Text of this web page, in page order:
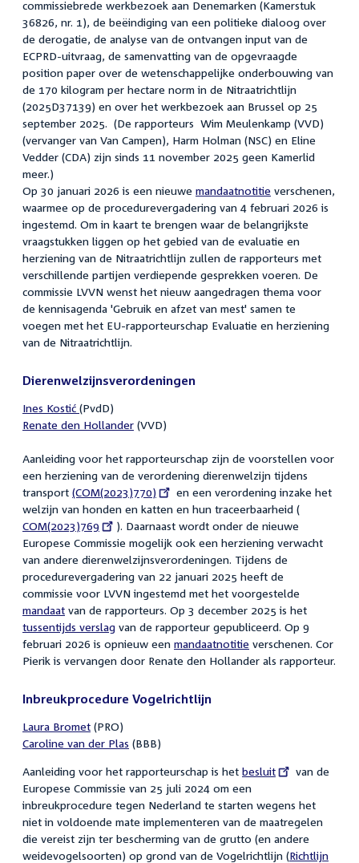
commissiebrede werkbezoek aan Denemarken (Kamerstuk
36826, nr. 1), de beëindiging van een politieke dialoog over
de derogatie, de analyse van de ontvangen input van de
ECPRD-uitvraag, de samenvatting van de opgevraagde
position paper over de wetenschappelijke onderbouwing van
de 170 kilogram per hectare norm in de Nitraatrichtlijn
(2025D37139) en over het werkbezoek aan Brussel op 25
september 2025. (De rapporteurs Wim Meulenkamp (VVD)
(vervanger van Van Campen), Harm Holman (NSC) en Eline
Vedder (CDA) zijn sinds 11 november 2025 geen Kamerlid
meer.)
Op 30 januari 2026 is een nieuwe mandaatnotitie verschenen,
waarmee op de procedurevergadering van 4 februari 2026 is
ingestemd. Om in kaart te brengen waar de belangrijkste
vraagstukken liggen op het gebied van de evaluatie en
herziening van de Nitraatrichtlijn zullen de rapporteurs met
verschillende partijen verdiepende gesprekken voeren. De
commissie LVVN wenst het nieuw aangedragen thema voor
de kennisagenda 'Gebruik en afzet van mest' samen te
voegen met het EU-rapporteurschap Evaluatie en herziening
van de Nitraatrichtlijn.
Dierenwelzijnsverordeningen
Ines Kostić (PvdD)
Renate den Hollander (VVD)
Aanleiding voor het rapporteurschap zijn de voorstellen voor
een herziening van de verordening dierenwelzijn tijdens
transport External
link:
(COM(2023)770)
en een verordening inzake het
welzijn van honden en katten en hun traceerbaarheid (
COM(2023)769
). Daarnaast wordt onder de nieuwe
Europese Commissie mogelijk ook een herziening verwacht
van andere dierenwelzijnsverordeningen. Tijdens de
procedurevergadering van 22 januari 2025 heeft de
commissie voor LVVN ingestemd met het voorgestelde
mandaat van de rapporteurs. Op 3 december 2025 is het
tussentijds verslag van de rapporteur gepubliceerd. Op 9
februari 2026 is opnieuw een mandaatnotitie verschenen. Cor
Pierik is vervangen door Renate den Hollander als rapporteur.
Inbreukprocedure Vogelrichtlijn
Laura Bromet (PRO)
Caroline van der Plas (BBB)
Aanleiding voor het rapporteurschap is het External
link:
besluit
van de
Europese Commissie van 25 juli 2024 om een
inbreukprocedure tegen Nederland te starten wegens het
niet in voldoende mate implementeren van de maatregelen
die vereist zijn ter bescherming van de grutto (en andere
weidevogelsoorten) op grond van de Vogelrichtlijn (External
Richtlijn